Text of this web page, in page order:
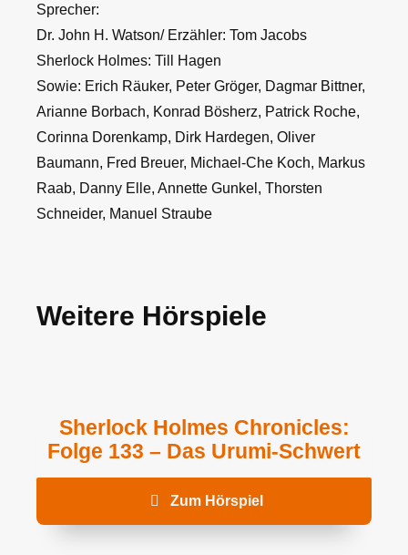
Sprecher:
Dr. John H. Watson/ Erzähler: Tom Jacobs
Sherlock Holmes: Till Hagen
Sowie: Erich Räuker, Peter Gröger, Dagmar Bittner,
Arianne Borbach, Konrad Bösherz, Patrick Roche,
Corinna Dorenkamp, Dirk Hardegen, Oliver
Baumann, Fred Breuer, Michael-Che Koch, Markus
Raab, Danny Elle, Annette Gunkel, Thorsten
Schneider, Manuel Straube
Weitere Hörspiele
Sherlock Holmes Chronicles:
Folge 133 – Das Urumi-Schwert
Zum Hörspiel